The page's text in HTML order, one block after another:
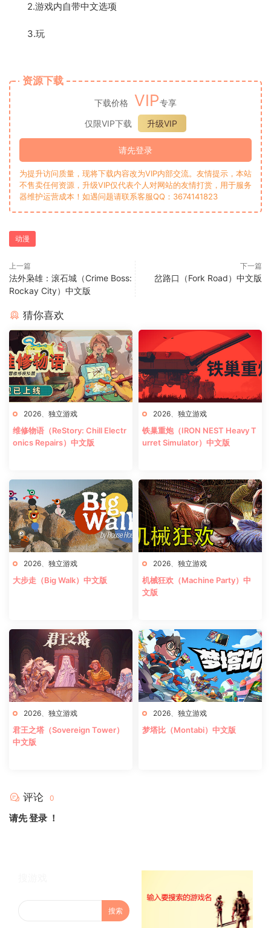
2.游戏内自带中文选项
3.玩
资源下载
下载价格 VIP专享
仅限VIP下载
升级VIP
请先登录
为提升访问质量，现将下载内容改为VIP内部交流。友情提示，本站
不售卖任何资源，升级VIP仅代表个人对网站的友情打赏，用于服务
器维护运营成本！如遇问题请联系客服QQ：3674141823
动漫
上一篇
法外枭雄：滚石城（Crime Boss:
Rockay City）中文版
下一篇
岔路口（Fork Road）中文版
猜你喜欢
2026、 独立游戏
维修物语（ReStory: Chill Electr
onics Repairs）中文版
2026、 独立游戏
铁巢重炮（IRON NEST Heavy T
urret Simulator）中文版
2026、 独立游戏
大步走（Big Walk）中文版
2026、 独立游戏
机械狂欢（Machine Party）中
文版
2026、 独立游戏
君王之塔（Sovereign Tower）
中文版
2026、 独立游戏
梦塔比（Montabi）中文版
评论 0
请先登录 ！